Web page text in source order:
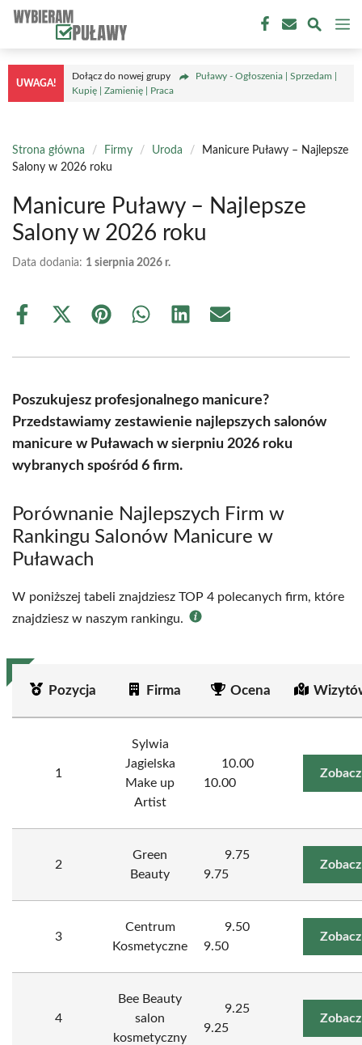
Przejdź
treści
UWAGA!
Dołącz do nowej grupy
Puławy - Ogłoszenia | Sprzedam |
Kupię | Zamienię | Praca
Strona główna / Firmy / Uroda /
Manicure Puławy – Najlepsze
Salony w 2026 roku
Manicure Puławy – Najlepsze
Salony w 2026 roku
Data dodania: 1 sierpnia 2026 r.
Share
Share
(Twitter)
Share Share Share Share
Poszukujesz profesjonalnego manicure?
Przedstawiamy zestawienie najlepszych salonów
manicure w Puławach w sierpniu 2026 roku
wybranych spośród 6 firm.
Porównanie Najlepszych Firm w
Rankingu Salonów Manicure w
Puławach
W poniższej tabeli znajdziesz TOP 4 polecanych firm, które
znajdziesz w naszym rankingu.
Pozycja Firma Ocena
1
Sylwia
Jagielska
Make up
Artist
10.00
10.00
2
Green
Beauty
9.75
9.75
3
Centrum
Kosmetyczne
9.50
9.50
4
Bee Beauty
salon
kosmetyczny
9.25
9.25